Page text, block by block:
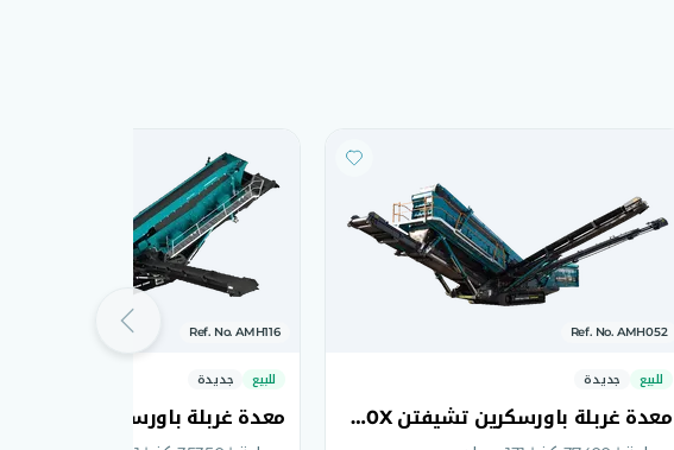
Ref. No. AMH052
للبيع
جديدة
معدة غربلة باورسكرين تشيفتن 2100X ثنائية النواقل 2026
Ref. No. AMH116
للبيع جديدة